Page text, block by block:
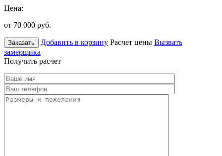
Цена:
от 70 000 руб.
Заказать Добавить в корзину Расчет цены Вызвать
замерщика
Получить расчет